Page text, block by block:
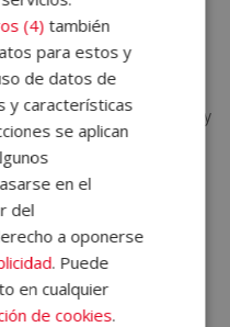
que no tienen.
fuetes
no son más que eso y
aparezcan podrás
de autoanálisis
Por ejemplo, piensa en
(si analizas tu perfil
te relajan (si analizas tu
en primer lugar estos
(4)también
para estos y
de datos de
y características
se aplican
en el
del
a oponerse
. Puede
en cualquier
de cookies.